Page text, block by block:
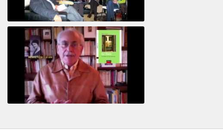
Revisitant le corps familial